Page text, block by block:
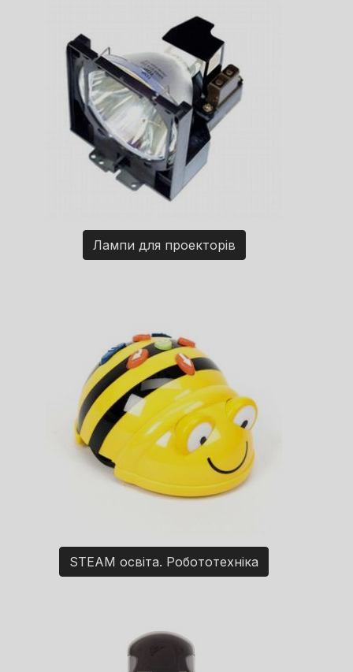
Лампи для проекторів
STEAM освіта. Робототехніка